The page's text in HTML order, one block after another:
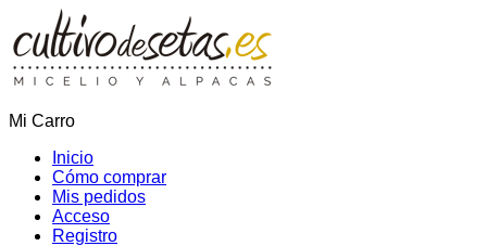
Mi Carro
Inicio
Cómo comprar
Mis pedidos
Acceso
Registro